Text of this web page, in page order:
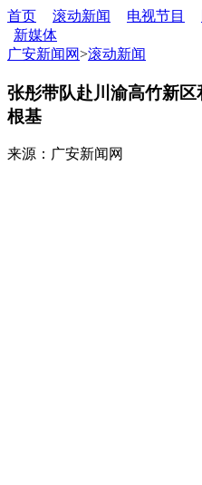
首页 滚动新闻 电视节目
新媒体
广安新闻网>滚动新闻
张彤带队赴川渝高竹新
根基
来源：广安新闻网